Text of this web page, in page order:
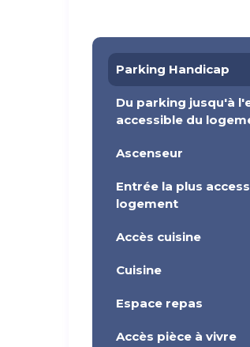
Parking Handicap
Du parking jusqu'à
accessible du
Ascenseur
Entrée la plus
logement
Accès cuisine
Cuisine
Espace repas
Accès pièce à vivre